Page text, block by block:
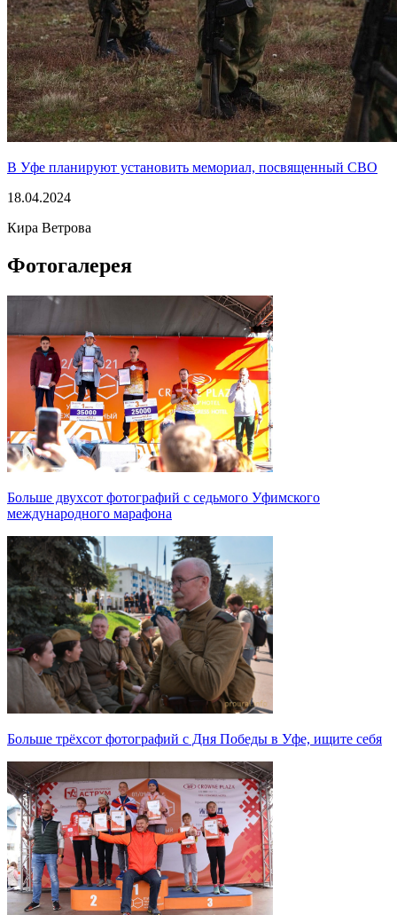
В Уфе планируют установить мемориал, посвященный СВО
18.04.2024
Кира Ветрова
Фотогалерея
Больше двухсот фотографий с седьмого Уфимского
международного марафона
Больше трёхсот фотографий с Дня Победы в Уфе, ищите себя